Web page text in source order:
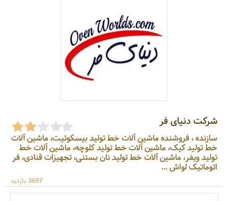
شرکت دنیای فر
سازنده ، فروشنده ماشین آلات خط تولید بیسکوئیت، ماشین آلات
خط تولید کیک، ماشین آلات خط تولید کلوچه، ماشین آلات خط
تولید ویفر، ماشین آلات خط تولید نان بستنی، تجهیزات قنادی، فر
اتوماتیک لواش ...
3697 بازدید